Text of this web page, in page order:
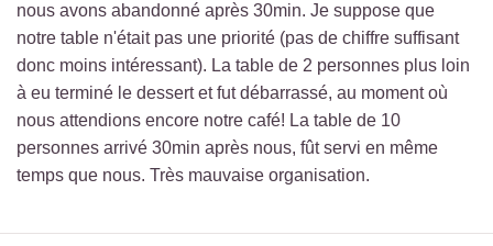
nous avons abandonné après 30min. Je suppose que
notre table n'était pas une priorité (pas de chiffre suffisant
donc moins intéressant). La table de 2 personnes plus loin
à eu terminé le dessert et fut débarrassé, au moment où
nous attendions encore notre café! La table de 10
personnes arrivé 30min après nous, fût servi en même
temps que nous. Très mauvaise organisation.